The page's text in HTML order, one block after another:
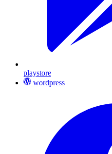
playstore
wordpress